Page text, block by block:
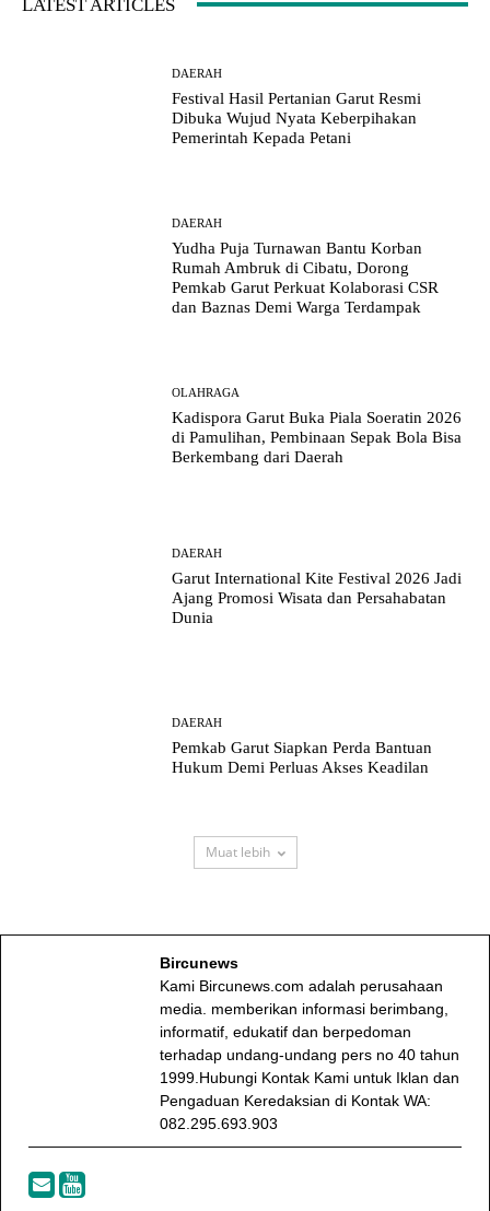
LATEST ARTICLES
DAERAH
Festival Hasil Pertanian Garut Resmi
Dibuka Wujud Nyata Keberpihakan
Pemerintah Kepada Petani
DAERAH
Yudha Puja Turnawan Bantu Korban
Rumah Ambruk di Cibatu, Dorong
Pemkab Garut Perkuat Kolaborasi CSR
dan Baznas Demi Warga Terdampak
OLAHRAGA
Kadispora Garut Buka Piala Soeratin 2026
di Pamulihan, Pembinaan Sepak Bola Bisa
Berkembang dari Daerah
DAERAH
Garut International Kite Festival 2026 Jadi
Ajang Promosi Wisata dan Persahabatan
Dunia
DAERAH
Pemkab Garut Siapkan Perda Bantuan
Hukum Demi Perluas Akses Keadilan
Muat lebih
Bircunews
Kami Bircunews.com adalah perusahaan
media. memberikan informasi berimbang,
informatif, edukatif dan berpedoman
terhadap undang-undang pers no 40 tahun
1999.Hubungi Kontak Kami untuk Iklan dan
Pengaduan Keredaksian di Kontak WA:
082.295.693.903